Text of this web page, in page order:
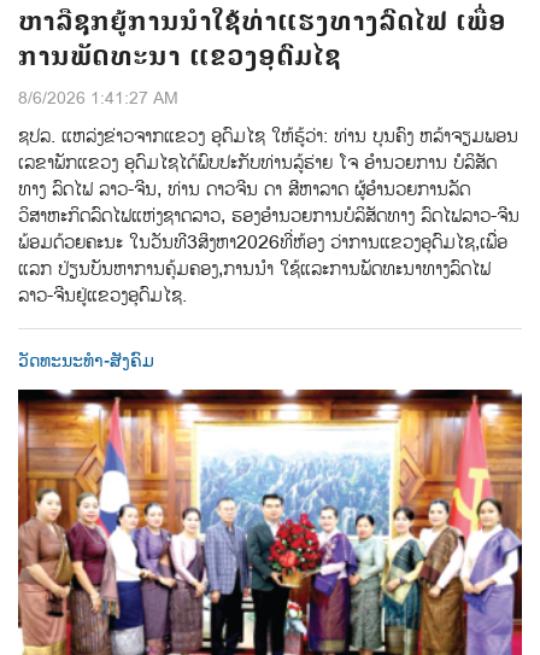
ຫາລືຊຸກຍູ້ການນຳໃຊ້ທ່າແຮງທາງລົດໄຟ ເພື່ອ
ການພັດທະນາ ແຂວງອຸດົມໄຊ
8/6/2026 1:41:27 AM
ຊປລ.​ ແຫລ່ງຂ່າວຈາກແຂວງ ອຸດົມໄຊ​ ໃຫ້ຮູ້ວ່າ:​ ທ່ານ​ ບຸນຄົງ​ ຫລ້າຈຽມພອນ​
ເລຂາພັກແຂວງ ອຸດົມໄຊ​ໄດ້ພົບປະກັບ​ທ່ານ​ລູ້ຮ່າຍ ໂຈ​ ອຳນວຍການ​ ບໍລິສັດ​
ທາງ ລົດໄຟ​ ລາວ-ຈີນ,​ ທ່ານ​ ດາວຈີນ ດາ​ ສີຫາລາດ​ ຜູ້ອຳນວຍການລັດ
ວິສາຫະກິດລົດໄຟແຫ່ງຊາດລາວ,​ ຮອງອຳນວຍການບໍລິສັດທາງ ລົດໄຟ​ລາວ-ຈີນ​
ພ້ອມດ້ວຍຄະນະ​ ໃນວັນທີ​3​ສິງຫາ​2026​ທີ່ຫ້ອງ ວ່າການ​ແຂວງອຸດົມໄຊ,​ເພື່ອ
ແລກ​ ປ່ຽນບັນຫາການຄຸ້ມຄອງ,​ການນຳ ໃຊ້​ແລະ​ການພັດທະນາທາງລົດໄຟ​
ລາວ-ຈີນ​ຢູ່​ແຂວງອຸດົມໄຊ.
ວັດທະນະທຳ-ສັງຄົມ